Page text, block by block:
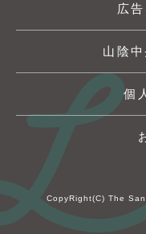
広
山陰
個
CopyRight(C) The